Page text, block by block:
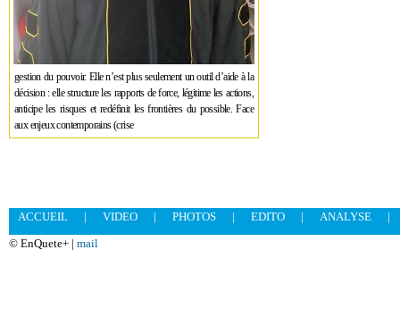
gestion du pouvoir. Elle n’est plus seulement un outil d’aide à la
décision : elle structure les rapports de force, légitime les actions,
anticipe les risques et redéfinit les frontières du possible. Face
aux enjeux contemporains (crise
ACCUEIL | VIDEO | PHOTOS | EDITO | ANALYSE
|
© EnQuete+ | mail